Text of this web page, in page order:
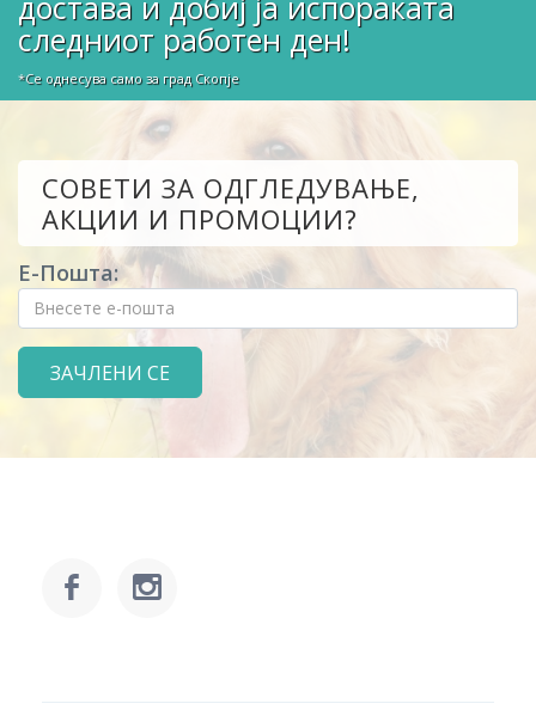
следниот работен ден!
*Се однесува само за град Скопје
СОВЕТИ ЗА ОДГЛЕДУВАЊЕ,
АКЦИИ И ПРОМОЦИИ?
Е-Пошта: